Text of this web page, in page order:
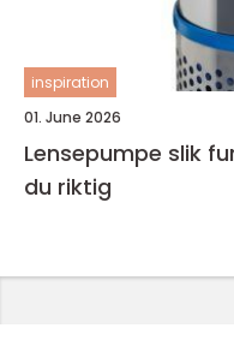
inspiration
01. June 2026
Lensepumpe slik fungerer den og slik velger
du riktig